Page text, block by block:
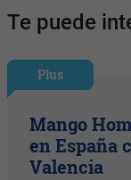
Te puede
Plus
Mango
en España
Valencia